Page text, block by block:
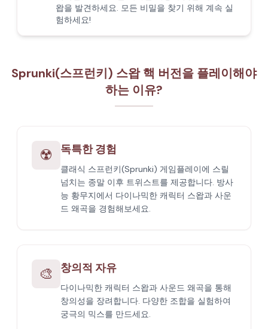
왑을 발견하세요. 모든 비밀을 찾기 위해 계속 실
험하세요!
Sprunki(스프런키) 스왑 핵 버전을 플레이해야
하는 이유?
☢️ 독특한 경험
클래식 스프런키(Sprunki) 게임플레이에 스릴
넘치는 종말 이후 트위스트를 제공합니다. 방사
능 황무지에서 다이나믹한 캐릭터 스왑과 사운
드 왜곡을 경험해보세요.
🎨 창의적 자유
다이나믹한 캐릭터 스왑과 사운드 왜곡을 통해
창의성을 장려합니다. 다양한 조합을 실험하여
궁극의 믹스를 만드세요.